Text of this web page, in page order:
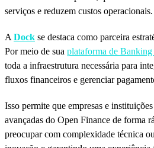
serviços e reduzem custos operacionais.
A Dock se destaca como parceira
Por meio de sua plataforma de
toda a infraestrutura necessária para
fluxos financeiros e gerenciar
Isso permite que empresas e
avançadas do Open Finance de forma
preocupar com complexidade técnica